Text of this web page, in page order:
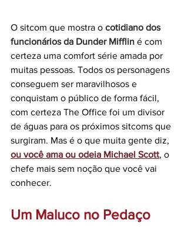
O sitcom que mostra o cotidiano dos
funcionários da Dunder Mifflin é com
certeza uma comfort série amada por
muitas pessoas. Todos os personagens
conseguem ser maravilhosos e
conquistam o público de forma fácil,
com certeza The Office foi um divisor
de águas para os próximos sitcoms que
surgiram. Mas é o que muita gente diz,
ou você ama ou odeia Michael Scott, o
chefe mais sem noção que você vai
conhecer.
Um Maluco no Pedaço